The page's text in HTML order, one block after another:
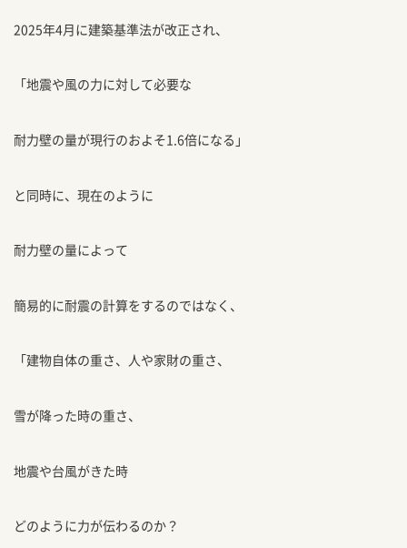
2025年4月に建築基準法が改正され、
「地震や風の力に対して必要な
耐力壁の量が現行のおよそ1.6倍になる」
と同時に、現在のように
耐力壁の量によって
簡易的に耐震の計算をするのではなく、
「建物自体の重さ、人や家財の重さ、
雪が降った時の重さ、
地震や台風がきた時
どのように力が伝わるのか？